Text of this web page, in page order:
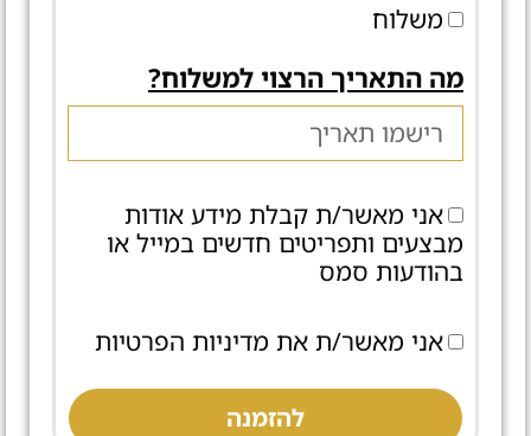
משלוח
מה התאריך הרצוי למשלוח?
אני מאשר/ת קבלת מידע אודות
מבצעים ותפריטים חדשים במייל או
בהודעות סמס
אני מאשר/ת את מדיניות הפרטיות
להזמנה